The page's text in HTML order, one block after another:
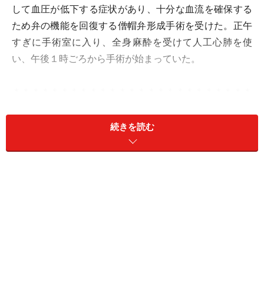
して血圧が低下する症状があり、十分な血流を確保する
ため弁の機能を回復する僧帽弁形成手術を受けた。正午
すぎに手術室に入り、全身麻酔を受けて人工心肺を使
い、午後１時ごろから手術が始まっていた。
僧帽弁閉鎖不全症という病気のため心不全が悪化し、お
続きを読む